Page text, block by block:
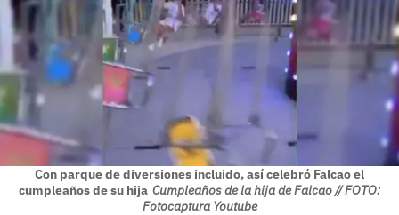
Con parque de diversiones incluido, así celebró Falcao el
cumpleaños de su hija Cumpleaños de la hija de Falcao // FOTO:
Fotocaptura Youtube